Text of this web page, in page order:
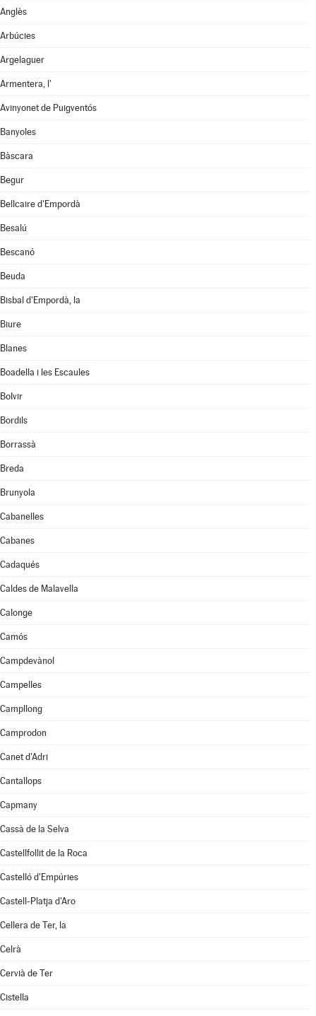
Anglès
Arbúcies
Argelaguer
Armentera, l'
Avinyonet de Puigventós
Banyoles
Bàscara
Begur
Bellcaire d'Empordà
Besalú
Bescanó
Beuda
Bisbal d'Empordà, la
Biure
Blanes
Boadella i les Escaules
Bolvir
Bordils
Borrassà
Breda
Brunyola
Cabanelles
Cabanes
Cadaqués
Caldes de Malavella
Calonge
Camós
Campdevànol
Campelles
Campllong
Camprodon
Canet d'Adri
Cantallops
Capmany
Cassà de la Selva
Castellfollit de la Roca
Castelló d'Empúries
Castell-Platja d'Aro
Cellera de Ter, la
Celrà
Cervià de Ter
Cistella